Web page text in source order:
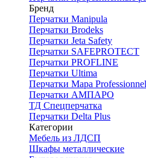
Бренд
Перчатки Manipula
Перчатки Brodeks
Перчатки Jeta Safety
Перчатки SAFEPROTECT
Перчатки PROFLINE
Перчатки Ultima
Перчатки Мара Professionnel
Перчатки АМПАРО
ТД Спецперчатка
Перчатки Delta Plus
Категории
Мебель из ЛДСП
Шкафы металлические